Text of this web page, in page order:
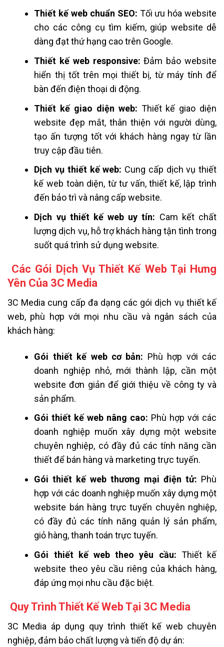
Thiết kế web chuẩn SEO: Tối ưu hóa website
cho các công cụ tìm kiếm, giúp website dễ
dàng đạt thứ hạng cao trên Google.
Thiết kế web responsive: Đảm bảo website
hiển thị tốt trên mọi thiết bị, từ máy tính để
bàn đến điện thoại di động.
Thiết kế giao diện web: Thiết kế giao diện
website đẹp mắt, thân thiện với người dùng,
tạo ấn tượng tốt với khách hàng ngay từ lần
truy cập đầu tiên.
Dịch vụ thiết kế web: Cung cấp dịch vụ thiết
kế web toàn diện, từ tư vấn, thiết kế, lập trình
đến bảo trì và nâng cấp website.
Dịch vụ thiết kế web uy tín: Cam kết chất
lượng dịch vụ, hỗ trợ khách hàng tận tình trong
suốt quá trình sử dụng website.
Các Gói Dịch Vụ Thiết Kế Web Tại Hưng
Yên Của 3C Media
3C Media cung cấp đa dạng các gói dịch vụ thiết kế
web, phù hợp với mọi nhu cầu và ngân sách của
khách hàng:
Gói thiết kế web cơ bản: Phù hợp với các
doanh nghiệp nhỏ, mới thành lập, cần một
website đơn giản để giới thiệu về công ty và
sản phẩm.
Gói thiết kế web nâng cao: Phù hợp với các
doanh nghiệp muốn xây dựng một website
chuyên nghiệp, có đầy đủ các tính năng cần
thiết để bán hàng và marketing trực tuyến.
Gói thiết kế web thương mại điện tử: Phù
hợp với các doanh nghiệp muốn xây dựng một
website bán hàng trực tuyến chuyên nghiệp,
có đầy đủ các tính năng quản lý sản phẩm,
giỏ hàng, thanh toán trực tuyến.
Gói thiết kế web theo yêu cầu: Thiết kế
website theo yêu cầu riêng của khách hàng,
đáp ứng mọi nhu cầu đặc biệt.
Quy Trình Thiết Kế Web Tại 3C Media
3C Media áp dụng quy trình thiết kế web chuyên
nghiệp, đảm bảo chất lượng và tiến độ dự án: